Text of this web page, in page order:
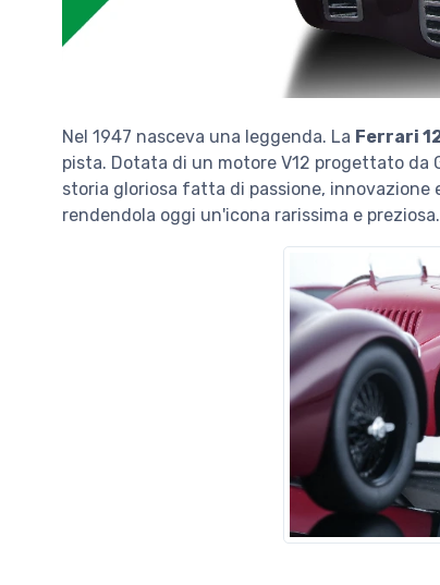
Nel 1947 nasceva una leggenda. La Ferrari
pista. Dotata di un motore V12 progettato da
storia gloriosa fatta di passione,
rendendola oggi un'icona rarissima e preziosa.